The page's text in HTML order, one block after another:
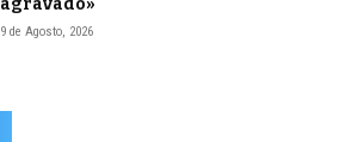
agravado»
9 de Agosto, 2026